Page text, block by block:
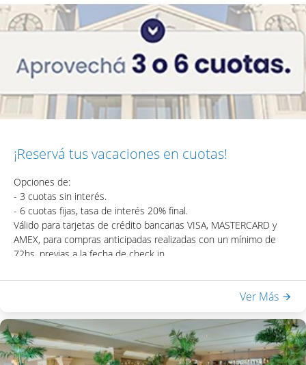
¡Reservá tus vacaciones en cuotas!
Opciones de:
- 3 cuotas sin interés.
- 6 cuotas fijas, tasa de interés 20% final.
Válido para tarjetas de crédito bancarias VISA, MASTERCARD y
AMEX, para compras anticipadas realizadas con un mínimo de
72hs. previas a la fecha de check in.
forma directa con el hotel. No aplica sobre reservas realizadas en
sitios de terceros. Sólo aplicable a tarifas de alojamiento, no
aplica sobre gastos extras.
Informes y Reservas:
+ 5411 5032 9180 |reservas@lagosdelcalafate.com
Ver Más